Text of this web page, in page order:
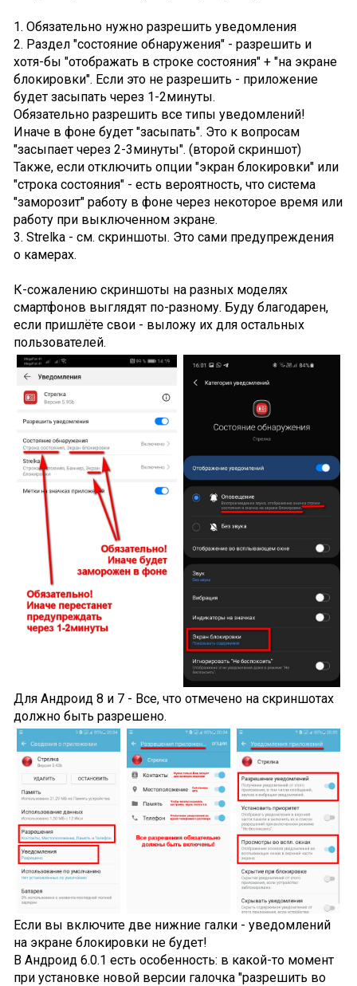
1. Обязательно нужно разрешить уведомления
2. Раздел "состояние обнаружения" - разрешить и
хотя-бы "отображать в строке состояния" + "на экране
блокировки". Если это не разрешить - приложение
будет засыпать через 1-2минуты.
Обязательно разрешить все типы уведомлений!
Иначе в фоне будет "засыпать". Это к вопросам
"засыпает через 2-3минуты". (второй скриншот)
Также, если отключить опции "экран блокировки" или
"строка состояния" - есть вероятность, что система
"заморозит" работу в фоне через некоторое время или
работу при выключенном экране.
3. Strelka - см. скриншоты. Это сами предупреждения
о камерах.
К-сожалению скриншоты на разных моделях
смартфонов выглядят по-разному. Буду благодарен,
если пришлёте свои - выложу их для остальных
пользователей.
Для Андроид 8 и 7 - Все, что отмечено на скриншотах
должно быть разрешено.
Если вы включите две нижние галки - уведомлений
на экране блокировки не будет!
В Андроид 6.0.1 есть особенность: в какой-то момент
при установке новой версии галочка "разрешить во